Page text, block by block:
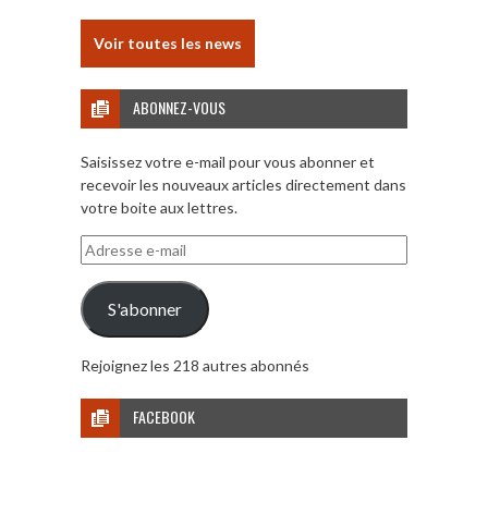
Voir toutes les news
ABONNEZ-VOUS
Saisissez votre e-mail pour vous abonner et
recevoir les nouveaux articles directement dans
votre boite aux lettres.
Adresse
e-
mail
S'abonner
Rejoignez les 218 autres abonnés
FACEBOOK